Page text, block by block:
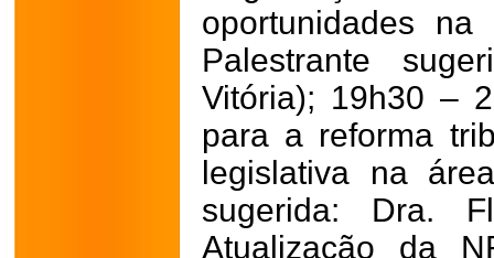
oportunidades
Palestrante
Vitória); 19h30 –
para a reforma
legislativa na
sugerida: Dra.
Atualização da